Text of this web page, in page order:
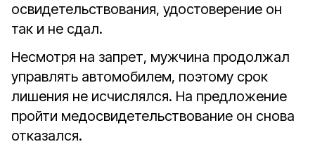
освидетельствования, удостоверение он
так и не сдал.
Несмотря на запрет, мужчина продолжал
управлять автомобилем, поэтому срок
лишения не исчислялся. На предложение
пройти медосвидетельствование он снова
отказался.